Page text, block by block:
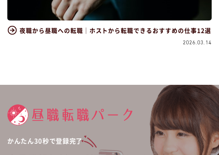
夜職から昼職への転職｜ホストから転職できるおすすめの仕事12選
2026.03.14
かんたん30秒で登録完了